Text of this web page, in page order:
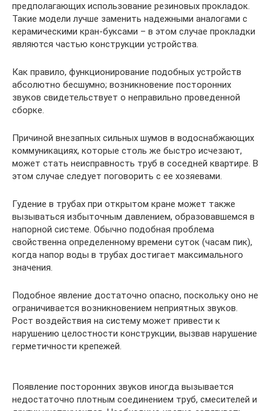
предполагающих использование резиновых прокладок.
Такие модели лучше заменить надежными аналогами с
керамическими кран-буксами – в этом случае прокладки
являются частью конструкции устройства.
Как правило, функционирование подобных устройств
абсолютно бесшумно; возникновение посторонних
звуков свидетельствует о неправильно проведенной
сборке.
Причиной внезапных сильных шумов в водоснабжающих
коммуникациях, которые столь же быстро исчезают,
может стать неисправность труб в соседней квартире. В
этом случае следует поговорить с ее хозяевами.
Гудение в трубах при открытом кране может также
вызываться избыточным давлением, образовавшемся в
напорной системе. Обычно подобная проблема
свойственна определенному времени суток (часам пик),
когда напор воды в трубах достигает максимального
значения.
Подобное явление достаточно опасно, поскольку оно не
ограничивается возникновением неприятных звуков.
Рост воздействия на систему может привести к
нарушению целостности конструкции, вызвав нарушение
герметичности крепежей.
Появление посторонних звуков иногда вызывается
недостаточно плотным соединением труб, смесителей и